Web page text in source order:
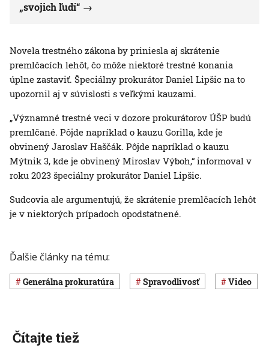
„svojich ľudí“
Novela trestného zákona by priniesla aj skrátenie
premlčacích lehôt, čo môže niektoré trestné konania
úplne zastaviť. Špeciálny prokurátor Daniel Lipšic na to
upozornil aj v súvislosti s veľkými kauzami.
„Významné trestné veci v dozore prokurátorov ÚŠP budú
premlčané. Pôjde napríklad o kauzu Gorilla, kde je
obvinený Jaroslav Haščák. Pôjde napríklad o kauzu
Mýtnik 3, kde je obvinený Miroslav Výboh,“ informoval v
roku 2023 špeciálny prokurátor Daniel Lipšic.
Sudcovia ale argumentujú, že skrátenie premlčacích lehôt
je v niektorých prípadoch opodstatnené.
Ďalšie články na tému:
generálna prokuratúra spravodlivosť Video
Čítajte tiež